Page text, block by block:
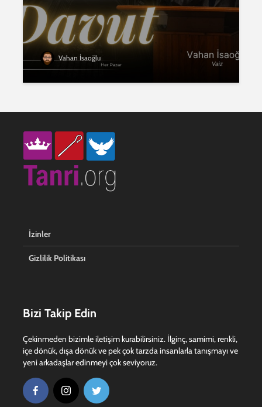
Vahan İsaoğlu
İzinler
Gizlilik Politikası
Bizi Takip Edin
Çekinmeden bizimle iletişim kurabilirsiniz. İlginç, samimi, renkli,
içe dönük, dışa dönük ve pek çok tarzda insanlarla tanışmayı ve
yeni arkadaşlar edinmeyi çok seviyoruz.